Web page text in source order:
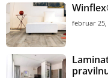
februar 25,